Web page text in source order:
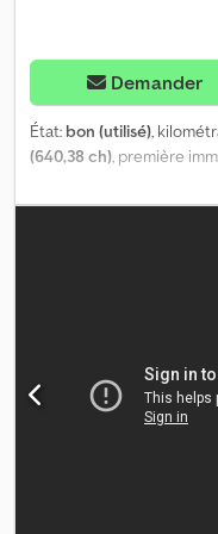
Demander
État: bon (utilisé),
(640,38 ch), première
d'essieux:6x2,
attelage de remorque,
chauffage de
retardeur, régulateur de